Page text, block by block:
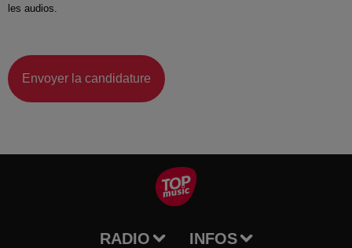
les audios.
Envoyer la candidature
RADIO INFOS